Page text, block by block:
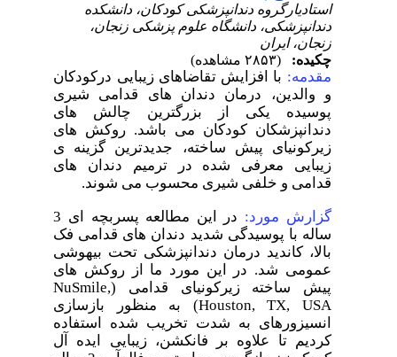
استادیارگروه دندانپزشکی کودکان، دانشکده
دندانپزشکی، دانشگاه علوم پزشکی زنجان،
زنجان، ایران
چکیده:
مقدمه:با افزایش تقاضاهای زیبایی درکودکان
و والدین، درمان دندان های قدامی شیری
پوسیده یکی از بزرگترین چالش های
دندانپزشکان کودکان می باشد. روکش های
زیرکونیای پیش ساخته، جدیدترین گزینه ی
زیبایی معرفی شده در ترمیم دندان های
قدامی و خلفی شیری محسوب می شوند.
گزارش مورد:
در این مطالعه پسربچه ای 3
ساله با پوسیدگی شدید دندان های قدامی فک
بالا، کاندید درمان دندانپزشکی تحت بیهوشی
عمومی شد. در این مورد ما از روکش های
پیش ساخته زیرکونیای قدامی (
NuSmile,
Houston, TX, USA) به منظور بازسازی
انسیزورهای به شدت تخریب شده استفاده
کردیم تا علاوه بر فانکشن، زیبایی ایده آل